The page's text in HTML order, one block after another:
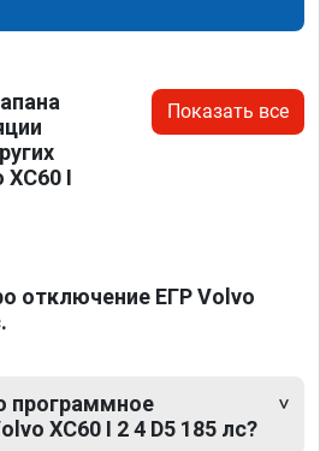
I
Показать все
отключение ЕГР Volvo
программное
XC60 I 2 4 D5 185 лс?